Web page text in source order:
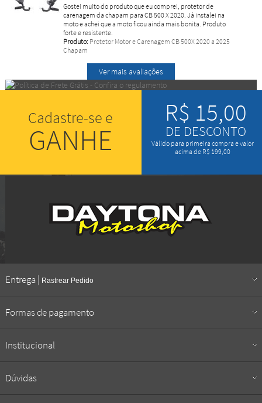
Gostei muito do produto que eu comprei, protetor de
carenagem da chapam para CB 500 X 2020. Já instalei na
moto e achei que a moto ficou ainda mais bonita. Produto
forte e resistente.
Produto:Protetor Motor e Carenagem CB 500X 2020 a 2025
Chapam
Ver mais avaliações
Cadastre-se e
GANHE
R$ 15,00
DE DESCONTO
Válido para primeira compra e valor
acima de R$ 199,00
Entrega | Rastrear Pedido
Formas de pagamento
Institucional
Dúvidas